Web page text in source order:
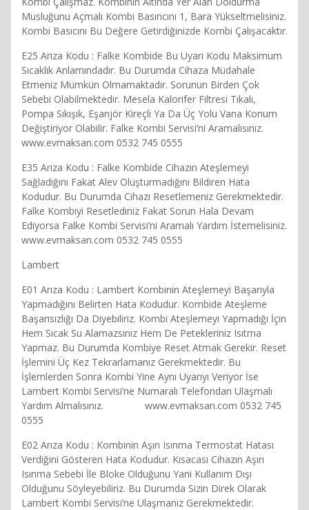
Musluğunu Açmalı Kombi Basıncını 1, Bara Yükseltmelisiniz.
Kombi Basıcını Bu Değere Getirdiğinizde Kombi Çalışacaktır.
E25 Arıza Kodu : Falke Kombide Bu Uyarı Kodu Maksimum
Sıcaklık Anlamındadır. Bu Durumda Cihaza Müdahale
Etmeniz Mümkün Olmamaktadır. Sorunun Birden Çok
Sebebi Olabilmektedir. Mesela Kalorifer Filtresi Tıkalı,
Pompa Sıkışık, Eşanjör Kireçli Ya Da Üç Yolu Vana Konum
Değiştiriyor Olabilir. Falke Kombi Servisi’ni Aramalısınız.
www.evmaksan.com 0532 745 0555
E35 Arıza Kodu : Falke Kombide Cihazın Ateşlemeyi
Sağladığını Fakat Alev Oluşturmadığını Bildiren Hata
Kodudur. Bu Durumda Cihazı Resetlemeniz Gerekmektedir.
Falke Kombiyi Resetlediniz Fakat Sorun Hala Devam
Ediyorsa Falke Kombi Servisi’ni Aramalı Yardım İstemelisiniz.
www.evmaksan.com 0532 745 0555
Lambert
E01 Arıza Kodu : Lambert Kombinin Ateşlemeyi Başarıyla
Yapmadığını Belirten Hata Kodudur. Kombide Ateşleme
Başarısızlığı Da Diyebiliriz. Kombi Ateşlemeyi Yapmadığı İçin
Hem Sıcak Su Alamazsınız Hem De Petekleriniz Isıtma
Yapmaz. Bu Durumda Kombiye Reset Atmak Gerekir. Reset
İşlemini Üç Kez Tekrarlamanız Gerekmektedir. Bu
İşlemlerden Sonra Kombi Yine Aynı Uyarıyı Veriyor İse
Lambert Kombi Servisi’ne Numaralı Telefondan Ulaşmalı
Yardım Almalısınız. www.evmaksan.com 0532 745
0555
E02 Arıza Kodu : Kombinin Aşırı Isınma Termostat Hatası
Verdiğini Gösteren Hata Kodudur. Kısacası Cihazın Aşırı
Isınma Sebebi İle Bloke Olduğunu Yani Kullanım Dışı
Olduğunu Söyleyebiliriz. Bu Durumda Sizin Direk Olarak
Lambert Kombi Servisi’ne Ulaşmanız Gerekmektedir.